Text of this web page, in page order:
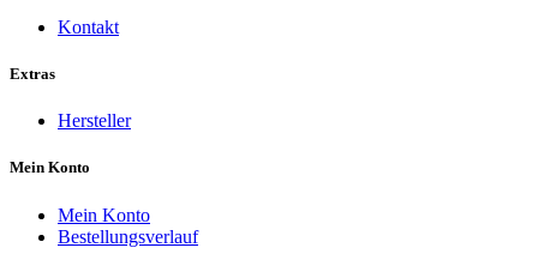
Kontakt
Extras
Hersteller
Mein Konto
Mein Konto
Bestellungsverlauf